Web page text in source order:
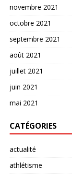
novembre 2021
octobre 2021
septembre 2021
août 2021
juillet 2021
juin 2021
mai 2021
CATÉGORIES
actualité
athlétisme